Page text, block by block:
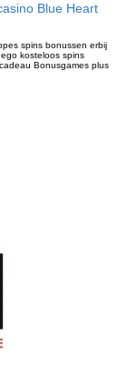
Blue Heart
spins bonussen erbij
kosteloos spins
Bonusgames plus